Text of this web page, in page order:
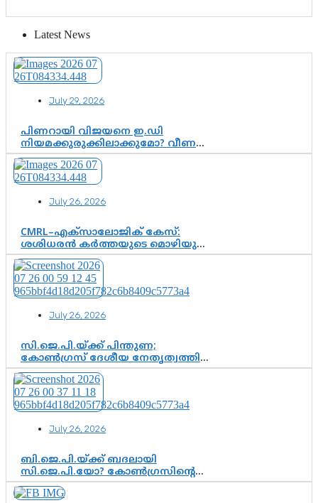
Latest News
July 29, 2026
പിണറായി വിജയനെ ഇ.ഡി
നിയമക്കുരുക്കിലാക്കുമോ? വീണ
വിജയൻ മാപ്പുസാക്ഷിയാകുമോ?
കർത്തയുടെ മൊഴി നിർണായക
വഴിത്തിരിവാകുമോ?
July 26, 2026
CMRL–എക്‌സാലോജിക് കേസ്:
ശശിധരൻ കർത്തയുടെ മൊഴിയുടെ
അടിസ്ഥാനത്തിൽ പിണറായി
വിജയനെ ചോദ്യം ചെയ്യുന്നതിൽ ഉടൻ
തീരുമാനം; വീണയ്‌ക്കെതിരെ
കൂടുതൽ തെളിവുകൾ പരിശോധിച്ച്
July 26, 2026
സി.ജെ.പി.യ്ക്ക് പിന്തുണ;
കോൺഗ്രസ് ദേശീയ നേതൃത്വത്തിൽ
ആശങ്കയോ? പാർട്ടിക്കുള്ളിൽ
ഭിന്നാഭിപ്രായമെന്ന വിലയിരുത്തൽ
July 26, 2026
ബി.ജെ.പി.യ്ക്ക് ബദലായി
സി.ജെ.പി.യോ? കോൺഗ്രസിന്റെ
രാഷ്ട്രീയ ഇടം കൈവശപ്പെടുത്താൻ
സിജെപി ഉയർന്നുകഴിഞ്ഞോ?